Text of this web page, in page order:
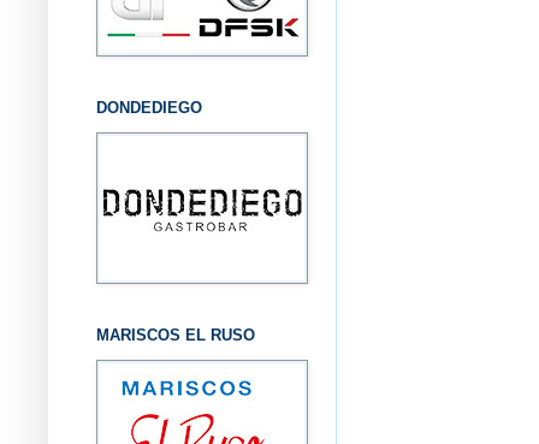
DONDEDIEGO
MARISCOS EL RUSO